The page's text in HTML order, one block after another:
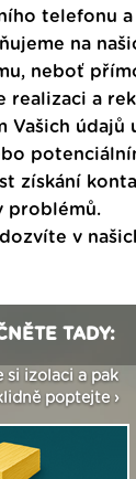
telefonu a
na
neboť
realizaci a
Vašich údajů
získání
problémů.
v
TADY:
si izolaci a pak
poptejte ›